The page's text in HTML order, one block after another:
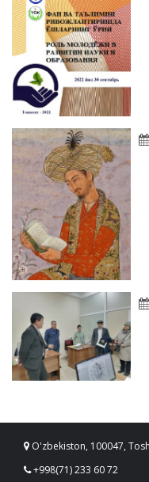
O'zbekiston, 100047,
+998(71) 233 60 72